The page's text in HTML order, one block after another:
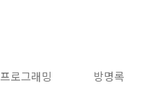
프로그래밍 방명록